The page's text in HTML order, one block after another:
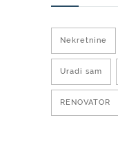
Nekretnine
Uradi sam
RENOVATOR